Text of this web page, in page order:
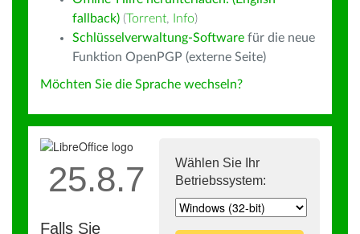
fallback) (Torrent, Info)
Schlüsselverwaltung-Software für die neue
Funktion OpenPGP (externe Seite)
Möchten Sie die Sprache wechseln?
Wählen Sie Ihr
Betriebssystem:
25.8.7
Falls Sie